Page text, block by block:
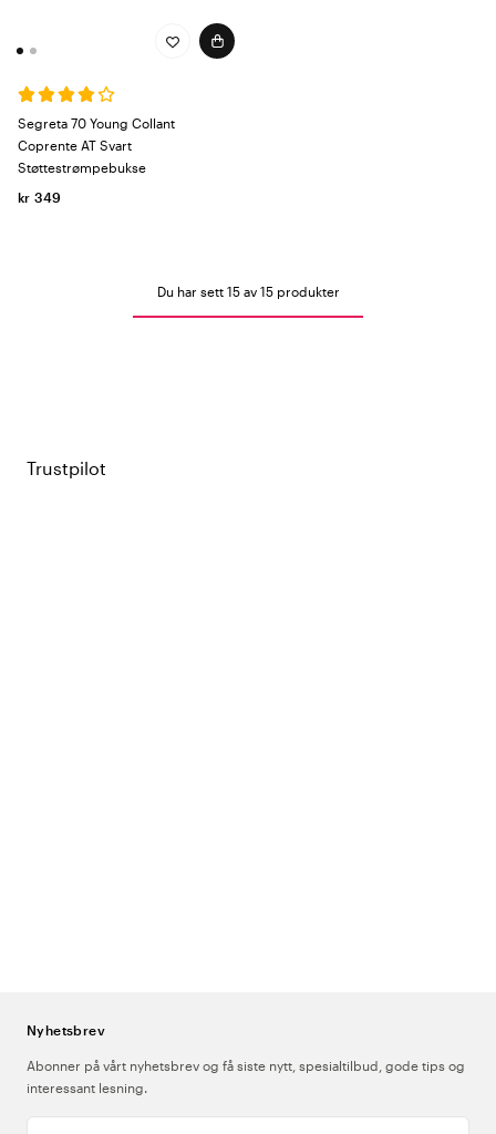
Segreta 70 Young Collant
Coprente AT Svart
Støttestrømpebukse
kr 349
Du har sett 15 av 15 produkter
Trustpilot
Nyhetsbrev
Abonner på vårt nyhetsbrev og få siste nytt, spesialtilbud, gode tips og
interessant lesning.